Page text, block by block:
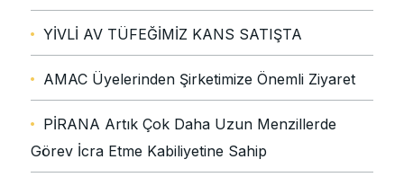
YİVLİ AV TÜFEĞİMİZ KANS SATIŞTA
AMAC Üyelerinden Şirketimize Önemli Ziyaret
PİRANA Artık Çok Daha Uzun Menzillerde
Görev İcra Etme Kabiliyetine Sahip